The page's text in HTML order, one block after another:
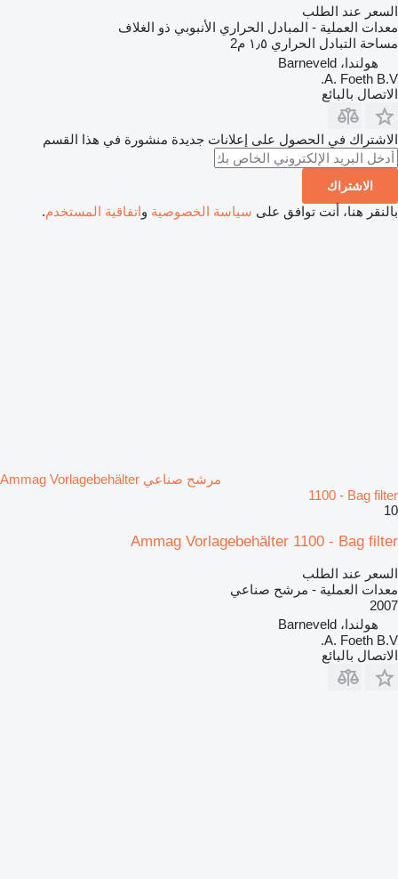
السعر عند الطلب
معدات العملية - المبادل الحراري الأنبوبي ذو الغلاف
مساحة التبادل الحراري ١٫٥ م2
هولندا، Barneveld
A. Foeth B.V.
الاتصال بالبائع
الاشتراك في الحصول على إعلانات جديدة منشورة في هذا القسم
الاشتراك
بالنقر هنا، أنت توافق على سياسة الخصوصية واتفاقية المستخدم.
مرشح صناعي Ammag Vorlagebehälter
1100 - Bag filter
10
Ammag Vorlagebehälter 1100 - Bag filter
السعر عند الطلب
معدات العملية - مرشح صناعي
2007
هولندا، Barneveld
A. Foeth B.V.
الاتصال بالبائع